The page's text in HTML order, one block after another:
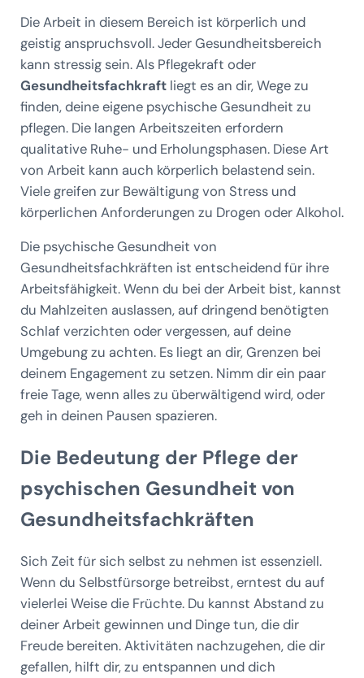
Die Arbeit in diesem Bereich ist körperlich und
geistig anspruchsvoll. Jeder Gesundheitsbereich
kann stressig sein. Als Pflegekraft oder
Gesundheitsfachkraftliegt es an dir, Wege zu
finden, deine eigene psychische Gesundheit zu
pflegen. Die langen Arbeitszeiten erfordern
qualitative Ruhe- und Erholungsphasen. Diese Art
von Arbeit kann auch körperlich belastend sein.
Viele greifen zur Bewältigung von Stress und
körperlichen Anforderungen zu Drogen oder Alkohol.
Die psychische Gesundheit von
Gesundheitsfachkräften ist entscheidend für ihre
Arbeitsfähigkeit. Wenn du bei der Arbeit bist, kannst
du Mahlzeiten auslassen, auf dringend benötigten
Schlaf verzichten oder vergessen, auf deine
Umgebung zu achten. Es liegt an dir, Grenzen bei
deinem Engagement zu setzen. Nimm dir ein paar
freie Tage, wenn alles zu überwältigend wird, oder
geh in deinen Pausen spazieren.
Die Bedeutung der Pflege der
psychischen Gesundheit von
Gesundheitsfachkräften
Sich Zeit für sich selbst zu nehmen ist essenziell.
Wenn du Selbstfürsorge betreibst, erntest du auf
vielerlei Weise die Früchte. Du kannst Abstand zu
deiner Arbeit gewinnen und Dinge tun, die dir
Freude bereiten. Aktivitäten nachzugehen, die dir
gefallen, hilft dir, zu entspannen und dich